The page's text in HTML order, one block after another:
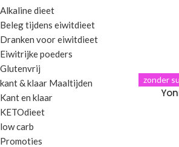
Alkaline dieet
Beleg tijdens eiwitdieet
Dranken voor eiwitdieet
Eiwitrijke poeders
Glutenvrij
kant & klaar Maaltijden
Kant en klaar
KETOdieet
low carb
Promoties
zonder